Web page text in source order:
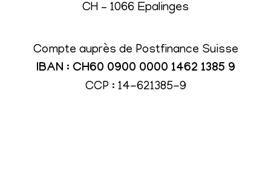
CH – 1066 Epalinges
Compte auprès de Postfinance Suisse
IBAN : CH60 0900 0000 1462 1385 9
CCP : 14-621385-9